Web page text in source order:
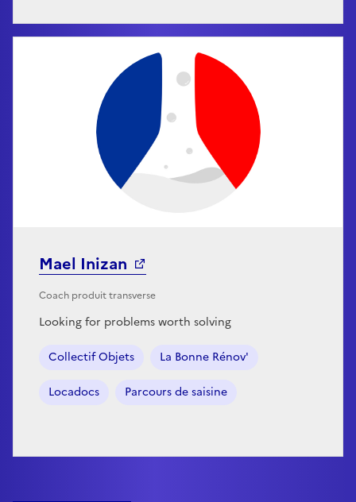
Mael Inizan
Coach produit transverse
Looking for problems worth solving
Collectif Objets La Bonne Rénov'
Locadocs Parcours de saisine